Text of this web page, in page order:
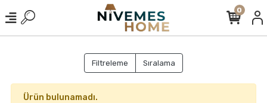
0
Filtreleme Sıralama
Ürün bulunamadı.